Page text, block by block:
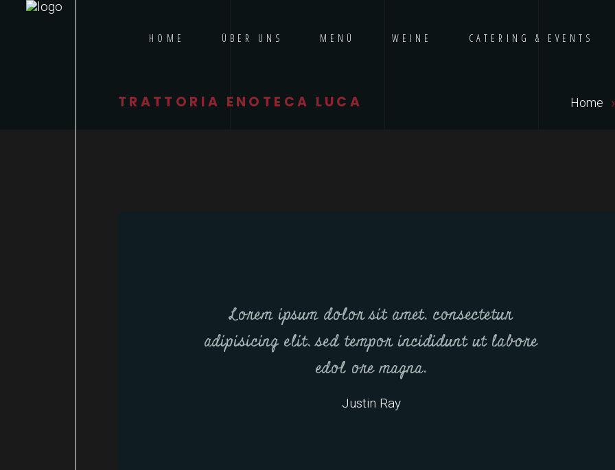
HOME ÜBER UNS MENÜ WEINE CATERING & EVENTS
TRATTORIA ENOTECA LUCA Home
Lorem ipsum dolor sit amet, consectetur
adipisicing elit, sed tempor incididunt ut labore
edol ore magna.
Justin Ray